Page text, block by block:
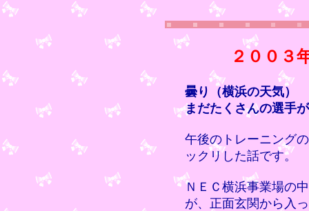
２００３
曇り（横浜の天気）
まだたくさんの選手
午後のトレーニング
ックリした話です。
ＮＥＣ横浜事業場の
が、正面玄関から入